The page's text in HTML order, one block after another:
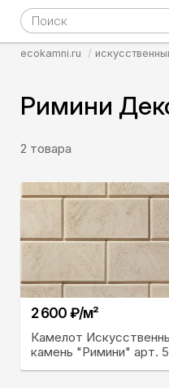
ecokamni.ru
Римини
2 товара
2 600 ₽/м²
Камелот
камень "Римини" арт.